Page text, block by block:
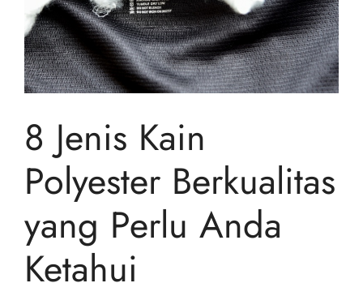
8 Jenis Kain
Polyester Berkualitas
yang Perlu Anda
Ketahui